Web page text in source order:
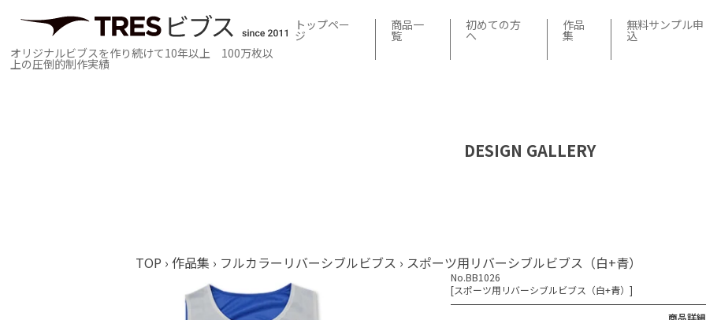
オリジナルビブスを作り続けて10年以上 100万枚以
上の圧倒的制作実績
トップペー
ジ
商品一
覧
初めての方
へ
作品
集
無料サンプル申
込
DESIGN GALLERY
TOP › 作品集 › フルカラーリバーシブルビブス › スポーツ用リバーシブルビブス（白+青）
No.BB1026
[スポーツ用リバーシブルビブス（白+青）]
商品詳細